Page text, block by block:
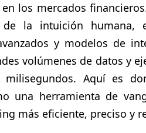
los mercados
de la intuición humana,
y modelos de
volúmenes de datos y
milisegundos. Aquí es
una herramienta de
más eficiente, preciso y